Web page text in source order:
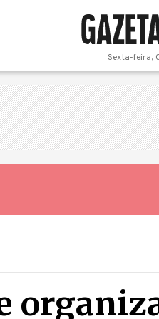
Sexta-feira,